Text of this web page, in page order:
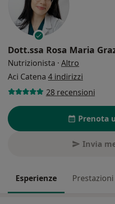
Dott.ssa Rosa Maria
Nutrizionista · Altro
Aci Catena 4 indirizzi
28 recensioni
Prenota
Invia
Esperienze Prestazioni